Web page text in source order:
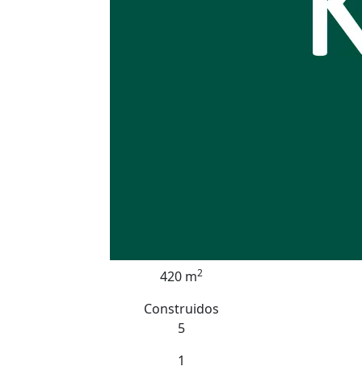
420 m2
Construidos
5
1